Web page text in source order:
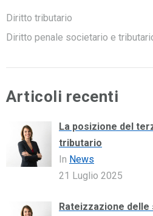
Diritto tributario
Diritto penale societario e
Articoli recenti
La posizione del
tributario
In News
21 Luglio 2025
Rateizzazione